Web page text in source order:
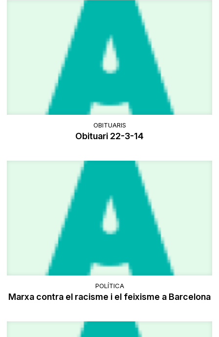
OBITUARIS
Obituari 22-3-14
POLÍTICA
Marxa contra el racisme i el feixisme a Barcelona